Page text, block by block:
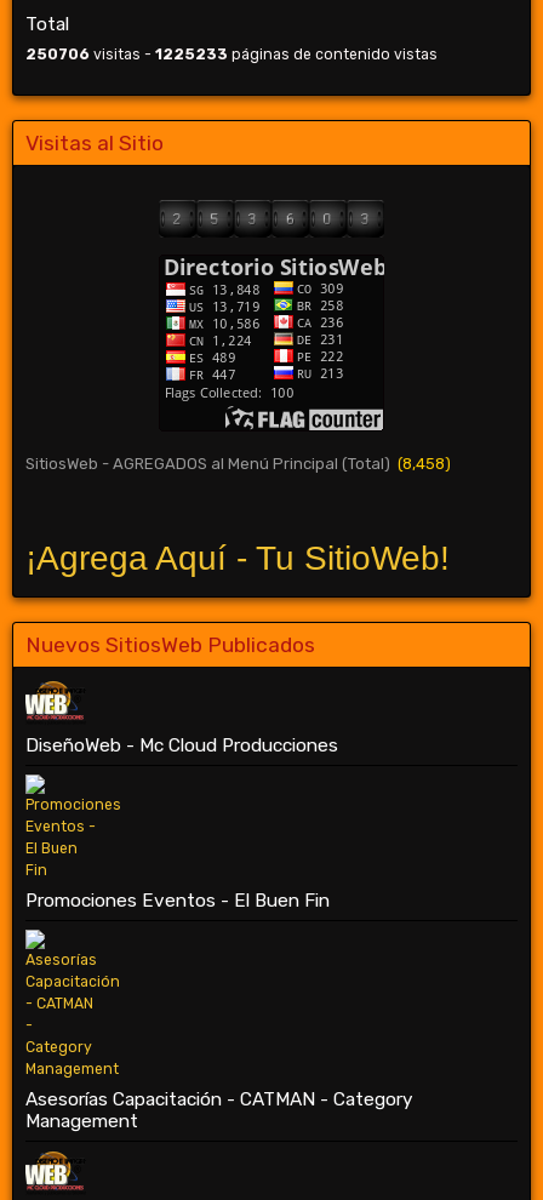
Total
250706 visitas - 1225233 páginas de contenido vistas
Visitas al Sitio
SitiosWeb - AGREGADOS al Menú Principal (Total) (8,458)
¡Agrega Aquí - Tu SitioWeb!
Nuevos SitiosWeb Publicados
DiseñoWeb - Mc Cloud Producciones
Promociones Eventos - El Buen Fin
Asesorías Capacitación - CATMAN - Category
Management